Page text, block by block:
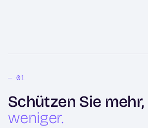
Schützen Sie mehr,
weniger.